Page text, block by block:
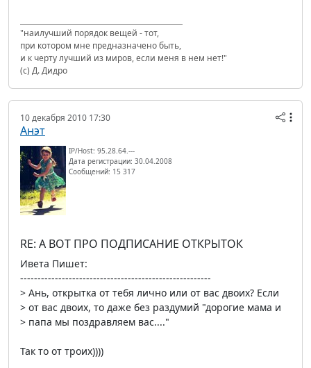
"наилучший порядок вещей - тот,
при котором мне предназначено быть,
и к черту лучший из миров, если меня в нем нет!"
(с) Д. Дидро
10 декабря 2010 17:30
Анэт
IP/Host: 95.28.64.---
Дата регистрации: 30.04.2008
Сообщений: 15 317
RE: А ВОТ ПРО ПОДПИСАНИЕ ОТКРЫТОК
Ивета Пишет:
-------------------------------------------------------
> Ань, открытка от тебя лично или от вас двоих? Если
> от вас двоих, то даже без раздумий "дорогие мама и
> папа мы поздравляем вас...."
Так то от троих))))